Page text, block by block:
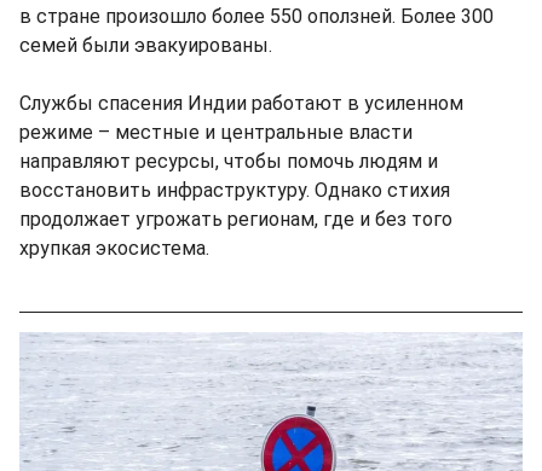
в стране произошло более 550 оползней. Более 300
семей были эвакуированы.
Службы спасения Индии работают в усиленном
режиме – местные и центральные власти
направляют ресурсы, чтобы помочь людям и
восстановить инфраструктуру. Однако стихия
продолжает угрожать регионам, где и без того
хрупкая экосистема.